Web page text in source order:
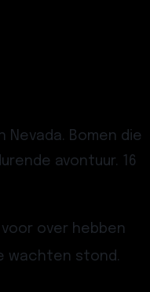
Bomen die
avontuur. 16
over hebben
wachten stond.